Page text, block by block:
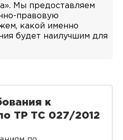
Мы предоставляем
правовую
какой именно
будет наилучшим для
к
ТР ТС 027/2012